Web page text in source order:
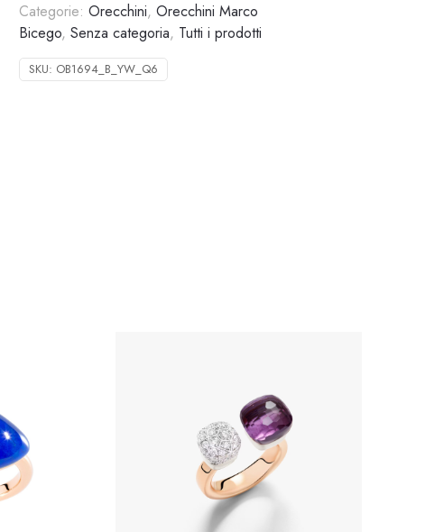
Categorie: Orecchini, Orecchini Marco
Bicego, Senza categoria, Tutti i prodotti
SKU: OB1694_B_YW_Q6